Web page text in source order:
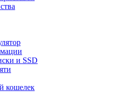
и SSD
кошелек